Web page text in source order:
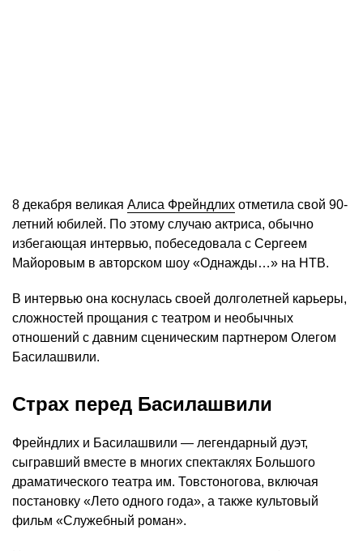
8 декабря великая Алиса Фрейндлих отметила свой 90-
летний юбилей. По этому случаю актриса, обычно
избегающая интервью, побеседовала с Сергеем
Майоровым в авторском шоу «Однажды…» на НТВ.
В интервью она коснулась своей долголетней карьеры,
сложностей прощания с театром и необычных
отношений с давним сценическим партнером Олегом
Басилашвили.
Страх перед Басилашвили
Фрейндлих и Басилашвили — легендарный дуэт,
сыгравший вместе в многих спектаклях Большого
драматического театра им. Товстоногова, включая
постановку «Лето одного года», а также культовый
фильм «Служебный роман».